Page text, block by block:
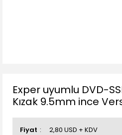
Exper uyumlu DVD-
Kızak 9.5mm ince
Fiyat 2,80 USD + KDV